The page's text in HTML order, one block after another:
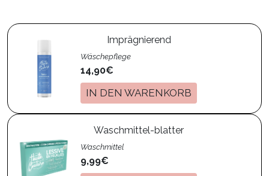
Imprägnierend
Wäschepflege
14,90€
IN DEN WARENKORB
Waschmittel-blatter
Waschmittel
9,99€